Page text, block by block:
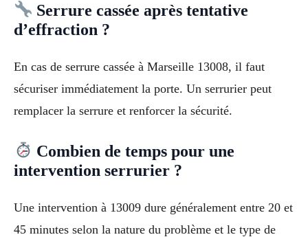
Serrure cassée après tentative
d’effraction ?
En cas de serrure cassée à Marseille 13008, il faut
sécuriser immédiatement la porte. Un serrurier peut
remplacer la serrure et renforcer la sécurité.
Combien de temps pour une
intervention serrurier ?
Une intervention à 13009 dure généralement entre 20 et
45 minutes selon la nature du problème et le type de